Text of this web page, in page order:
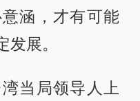
涵，才有可能
展。
当局领导人上